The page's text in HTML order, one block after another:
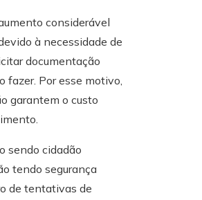
considerável
à necessidade de
documentação
fazer. Por esse motivo,
garantem o custo
sendo cidadão
tendo segurança
de tentativas de